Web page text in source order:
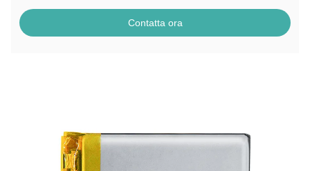
Contatta ora